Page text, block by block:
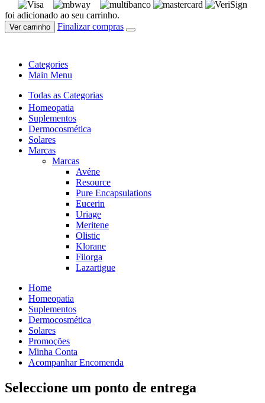
foi adicionado ao seu carrinho.
Ver carrinho Finalizar compras
Categories
Main Menu
Todas as Categorias
Homeopatia
Suplementos
Dermocosmética
Solares
Marcas
Marcas
Avéne
Resource
Pure Encapsulations
Eucerin
Uriage
Meritene
Olistic
Klorane
Filorga
Lazartigue
Home
Homeopatia
Suplementos
Dermocosmética
Solares
Promoções
Minha Conta
Acompanhar Encomenda
Seleccione um ponto de entrega